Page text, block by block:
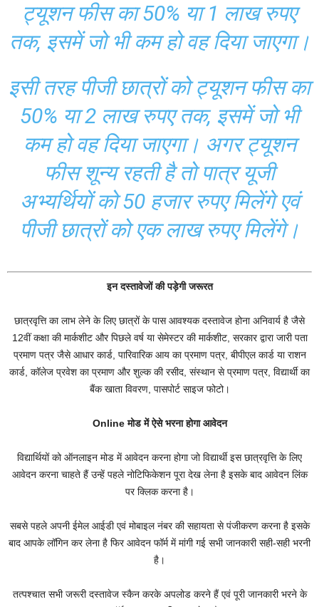
ट्यूशन फीस का 50% या 1 लाख रुपए
तक, इसमें जो भी कम हो वह दिया जाएगा।
इसी तरह पीजी छात्रों को ट्यूशन फीस का
50% या 2 लाख रुपए तक, इसमें जो भी
कम हो वह दिया जाएगा। अगर ट्यूशन
फीस शून्य रहती है तो पात्र यूजी
अभ्यर्थियों को 50 हजार रुपए मिलेंगे एवं
पीजी छात्रों को एक लाख रुपए मिलेंगे।
इन दस्तावेजों की पड़ेगी जरूरत
छात्रवृत्ति का लाभ लेने के लिए छात्रों के पास आवश्यक दस्तावेज होना अनिवार्य है जैसे
12वीं कक्षा की मार्कशीट और पिछले वर्ष या सेमेस्टर की मार्कशीट, सरकार द्वारा जारी पता
प्रमाण पत्र जैसे आधार कार्ड, पारिवारिक आय का प्रमाण पत्र, बीपीएल कार्ड या राशन
कार्ड, कॉलेज प्रवेश का प्रमाण और शुल्क की रसीद, संस्थान से प्रमाण पत्र, विद्यार्थी का
बैंक खाता विवरण, पासपोर्ट साइज फोटो।
Online मोड में ऐसे भरना होगा आवेदन
विद्यार्थियों को ऑनलाइन मोड में आवेदन करना होगा जो विद्यार्थी इस छात्रवृत्ति के लिए
आवेदन करना चाहते हैं उन्हें पहले नोटिफिकेशन पूरा देख लेना है इसके बाद आवेदन लिंक
पर क्लिक करना है।
सबसे पहले अपनी ईमेल आईडी एवं मोबाइल नंबर की सहायता से पंजीकरण करना है इसके
बाद आपके लॉगिन कर लेना है फिर आवेदन फॉर्म में मांगी गई सभी जानकारी सही-सही भरनी
है।
तत्पश्चात सभी जरूरी दस्तावेज स्कैन करके अपलोड करने हैं एवं पूरी जानकारी भरने के